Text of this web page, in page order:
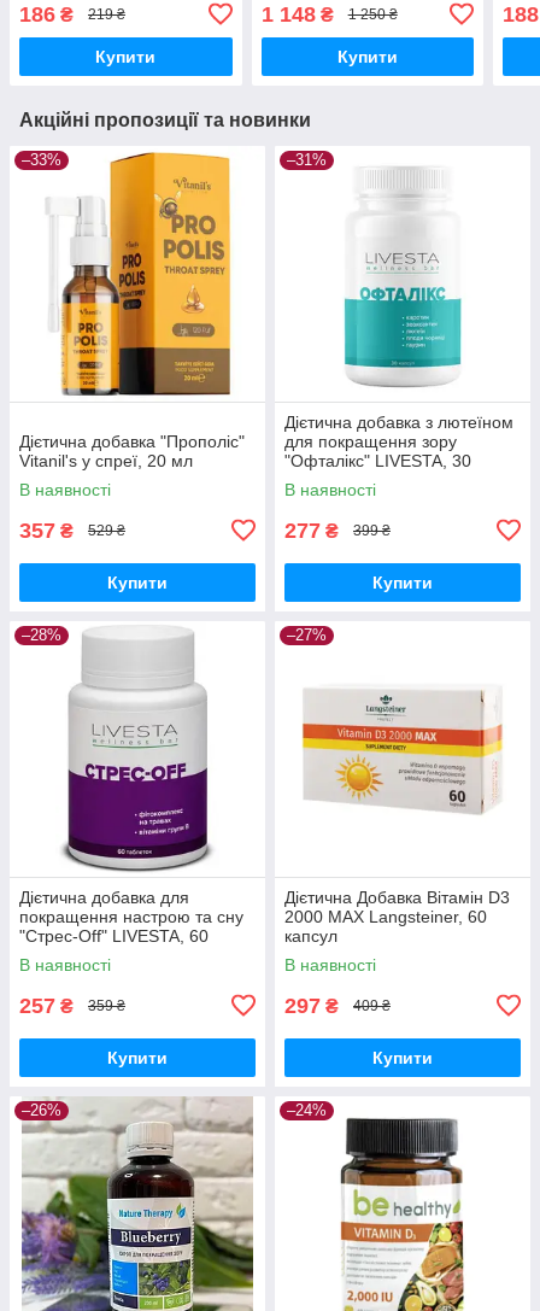
186 ₴ 219 ₴
Купити
1 148₴ 1 250 ₴
Купити
188
Акційні пропозиції та новинки
–33%
Дієтична добавка "Прополіс"
Vitanil's у спреї, 20 мл
В наявності
357 ₴ 529 ₴
Купити
–31%
Дієтична добавка з лютеїном
для покращення зору
"Офталікс" LIVESTA, 30
капсул
В наявності
277 ₴ 399 ₴
Купити
–28%
Дієтична добавка для
покращення настрою та сну
"Стрес-Off" LIVESTA, 60
таблеток
В наявності
257 ₴ 359 ₴
Купити
–27%
Дієтична Добавка Вітамін D3
2000 MAX Langsteiner, 60
капсул
В наявності
297 ₴ 409 ₴
Купити
–26% –24%